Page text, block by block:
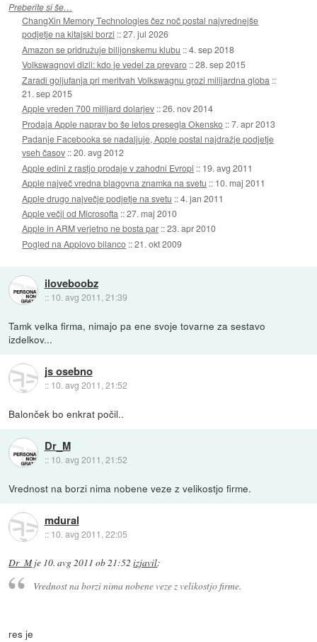
Preberite si še…
ChangXin Memory Technologies čez noč postal najvrednejše
podjetje na kitajski borzi ::27. jul 2026
Amazon se pridružuje bilijonskemu klubu ::4. sep 2018
Volkswagnovi dizli: kdo je vedel za prevaro ::28. sep 2015
Zaradi goljufanja pri meritvah Volkswagnu grozi milijardna globa ::
21. sep 2015
Apple vreden 700 milijard dolarjev ::26. nov 2014
Prodaja Apple naprav bo še letos presegla Okensko ::7. apr 2013
Padanje Facebooka se nadaljuje, Apple postal najdražje podjetje
vseh časov ::20. avg 2012
Apple edini z rastjo prodaje v zahodni Evropi :: 19. avg 2011
Apple največ vredna blagovna znamka na svetu :: 10. maj 2011
Apple drugo največje podjetje na svetu ::4. jan 2011
Apple večji od Microsofta ::27. maj 2010
Apple in ARM verjetno ne bosta par ::23. apr 2010
Pogled na Applovo bilanco ::21. okt 2009
iloveboobz
:: 10. avg 2011, 21:39
Tamk velka firma, nimajo pa ene svoje tovarne za sestavo
izdelkov...
js osebno
:: 10. avg 2011, 21:52
Balonček bo enkrat počil..
Dr_M
:: 10. avg 2011, 21:52
Vrednost na borzi nima nobene veze z velikostjo firme.
mdural
:: 10. avg 2011, 22:05
Dr_Mje 10. avg 2011 ob 21:52 izjavil:
Vrednost na borzi nima nobene veze z velikostjo firme.
res je